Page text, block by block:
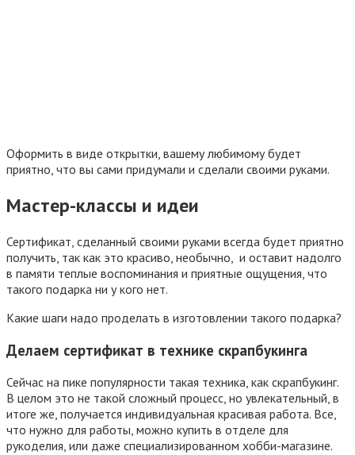
Оформить в виде открытки, вашему любимому будет
приятно, что вы сами придумали и сделали своими руками.
Мастер-классы и идеи
Сертификат, сделанный своими руками всегда будет приятно
получить, так как это красиво, необычно, и оставит надолго
в памяти теплые воспоминания и приятные ощущения, что
такого подарка ни у кого нет.
Какие шаги надо проделать в изготовлении такого подарка?
Делаем сертификат в технике скрапбукинга
Сейчас на пике популярности такая техника, как скрапбукинг.
В целом это не такой сложный процесс, но увлекательный, в
итоге же, получается индивидуальная красивая работа. Все,
что нужно для работы, можно купить в отделе для
рукоделия, или даже специализированном хобби-магазине.